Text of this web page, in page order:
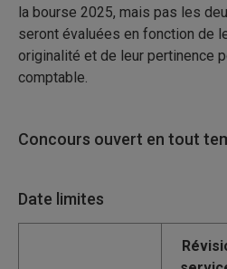
la bourse 2025, mais pas les
seront évaluées en fonction de
originalité et de leur pertinence
comptable.
Concours ouvert en tout
Date limites